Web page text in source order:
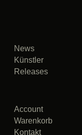
News
Künstler
Releases
Account
Warenkorb
Kontakt